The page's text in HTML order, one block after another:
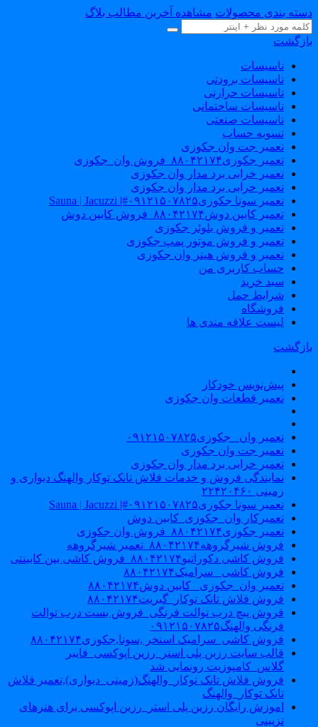
بندی محصولات مشاهده آخرین مطالب بلاگ
تاسیسات
تاسیسات برودتی
تاسیسات حرارتی
تاسیسات ساختمانی
تاسیسات صنعتی
تسویه حساب
تعمیر جت وان جکوزی
تعمیر جکوزی۸۸۰۴۲۱۷۴_فروش وان_جکوزی
تعمیر خرابی برد مدار وان جکوزی
تعمیر خرابی برد مدار وان جکوزی
تعمیر سونا جکوزی۰۹۱۲۱۵۰۷۸۲۵#| Sauna | Jacuzzi
تعمیر کابین دوش۸۸۰۴۲۱۷۴_فروش کابین دوش
تعمیر و فروش بلوئر جکوزی
تعمیر و فروش موتور پمپ جکوزی
تعمیر و فروش هیتر وان جکوزی
حساب کاربری من
سبد خرید
شرایط حمل
فروشگاه
لیست علاقه مندی ها
پیش‌نویس خودکار
تعمیر قطعات وان جکوزی
تعمیر وان _جکوزی۰۹۱۲۱۵۰۷۸۲۵
تعمیر جت وان جکوزی
تعمیر خرابی برد مدار وان جکوزی
نمایندگی فروش و خدمات فلاش تانک توکار والهنگ دیواری و
زمینی ۲۲۴۲۰۴۶۰
تعمیر سونا جکوزی۰۹۱۲۱۵۰۷۸۲۵#| Sauna | Jacuzzi
تعمیرکار وان_جکوزی_کابین دوش
تعمیر جکوزی۸۸۰۴۲۱۷۴_فروش وان جکوزی
فروش شیرگروهه۸۸۰۴۲۱۷۴_تعمیر شیرگروهه
فروش کاشی دکوراتیو۸۸۰۴۲۱۷۴_فروش کاشی بین کابینتی
فروش کاشی _سرامیک۸۸۰۴۲۱۷۴
تعمیر وان_جکوزی_ کابین دوش۸۸۰۴۲۱۷۴
فروش فلاش تانک توکار_گبریت۸۸۰۴۲۱۷۴
فروش پیچ درب توالت فرنگی_فروش بست درب توالت
فرنگی والهنگ۰۹۱۲۱۵۰۷۸۲۵
فروش کاشی_سرامیک استخر ,سونا,جکوزی۸۸۰۴۲۱۷۴
قالب سایت رزین پلی استر_رزین اپوکسی_فایبر
گلاس_کامپوزیت رونمایی شد
فروش فلاش تانک توکار_والهنگ(زمینی_دیواری),تعمیر فلاش
تانک توکار_والهنگ
اموزش رایگان رزین پلی استر_رزین اپوکسی برای هنرهای
تزیینی